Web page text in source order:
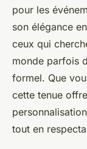
pour les
son élégance
ceux qui
monde parfois
formel. Que
cette tenue
tout en